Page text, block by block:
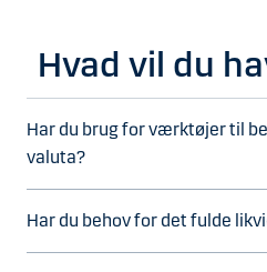
Hvad vil du
Har du brug for værktøjer til
valuta?
Har du behov for det fulde